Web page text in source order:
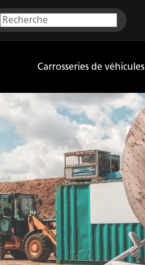
Carrosseries de véhicules